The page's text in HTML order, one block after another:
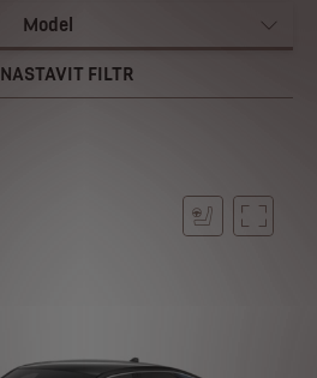
Model
NASTAVIT FILTR